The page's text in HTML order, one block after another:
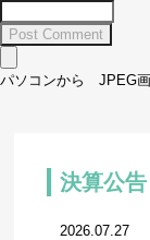
パソコンから JPEG
決算公告
2026.07.27